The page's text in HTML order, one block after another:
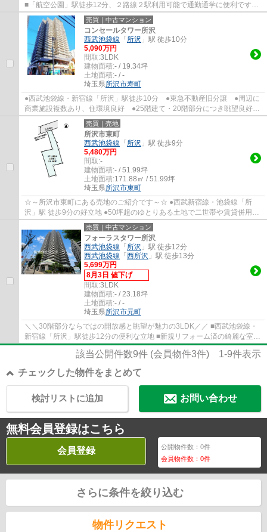
■「航空公園」駅徒歩12分、２路線２駅利用可能で通勤通学に便利です
■南西道路につき、陽当たり良好 ■全居室6帖以上...
売買｜中古マンション
コンセールタワー所沢
西武池袋線 「 所沢 」駅 徒歩10分
5,090万円
間取:3LDK
建物面積:- / 19.34坪
土地面積:- / -
埼玉県所沢市寿町
●西武池袋線・新宿線「所沢」駅徒歩10分 ●東急不動産旧分譲 ●周辺に
商業施設複数あり、住環境良好 ●25階建て・20階部分につき眺望良好
●水回りを集約した家事動線の良い間取り ●...
売買｜売地
所沢市東町
西武池袋線 「 所沢 」駅 徒歩9分
5,480万円
間取:-
建物面積:- / 51.99坪
土地面積:171.88㎡ / 51.99坪
埼玉県所沢市東町
☆～所沢市東町にある売地のご紹介です～☆ ●西武新宿線・池袋線「所
沢」駅 徒歩9分の好立地 ●50坪超のゆとりある土地で二世帯や賃貸併用な
ど幅広くプランニング可能 ●都心のアクセス良...
売買｜中古マンション
フォーラスタワー所沢
西武池袋線 「 所沢 」駅 徒歩12分
西武池袋線 「 西所沢 」駅 徒歩13分
5,699万円
8月3日 値下げ
間取:3LDK
建物面積:- / 23.18坪
土地面積:- / -
埼玉県所沢市元町
＼＼30階部分ならではの開放感と眺望が魅力の3LDK／／ ■西武池袋線・
新宿線「所沢」駅徒歩12分の便利な立地 ■新規リフォーム済の綺麗な室内
■大切なペットと一緒に暮らせます（細則有...
該当公開件数9件 (会員物件3件) 1-9件表示
チェックした物件をまとめて
お問い合わせ
検討リストに追加
無料会員登録はこちら
会員登録 公開物件数：0件
会員物件数：0件
さらに条件を絞り込む
物件リクエスト